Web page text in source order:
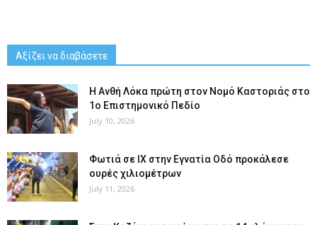
Αξίζει να διαβάσετε
Η Ανθή Λόκα πρώτη στον Νομό Καστοριάς στο
1ο Επιστημονικό Πεδίο
July 10, 2026
Φωτιά σε ΙΧ στην Εγνατία Οδό προκάλεσε
ουρές χιλιομέτρων
July 11, 2026